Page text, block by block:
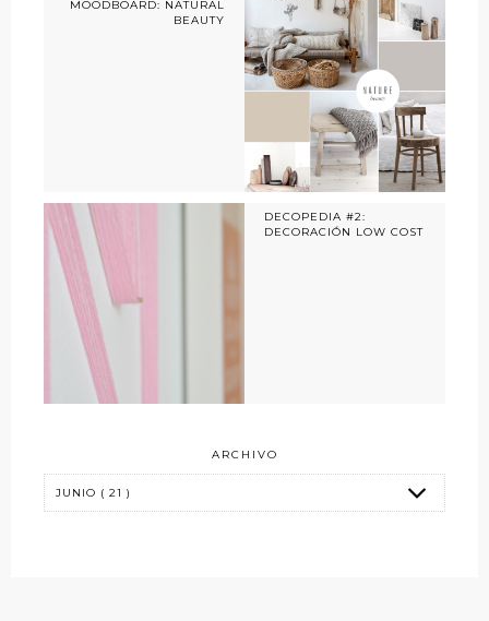
MOODBOARD: NATURAL
BEAUTY
DECOPEDIA #2:
DECORACIÓN LOW COST
ARCHIVO